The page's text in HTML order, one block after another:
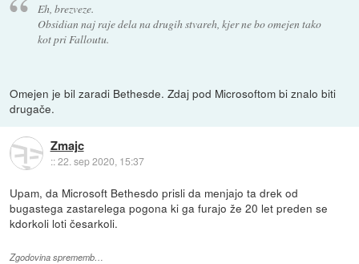
Eh, brezveze.
Obsidian naj raje dela na drugih stvareh, kjer ne bo omejen tako
kot pri Falloutu.
Omejen je bil zaradi Bethesde. Zdaj pod Microsoftom bi znalo biti
drugače.
Zmajc
::22. sep 2020, 15:37
Upam, da Microsoft Bethesdo prisli da menjajo ta drek od
bugastega zastarelega pogona ki ga furajo že 20 let preden se
kdorkoli loti česarkoli.
Zgodovina sprememb…